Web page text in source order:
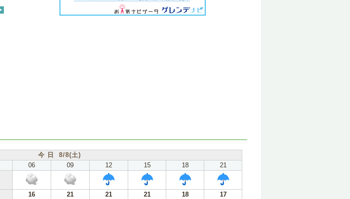
今 日 8/8(土)
06 09 12 15 18
21
16 21 21 21 18
17